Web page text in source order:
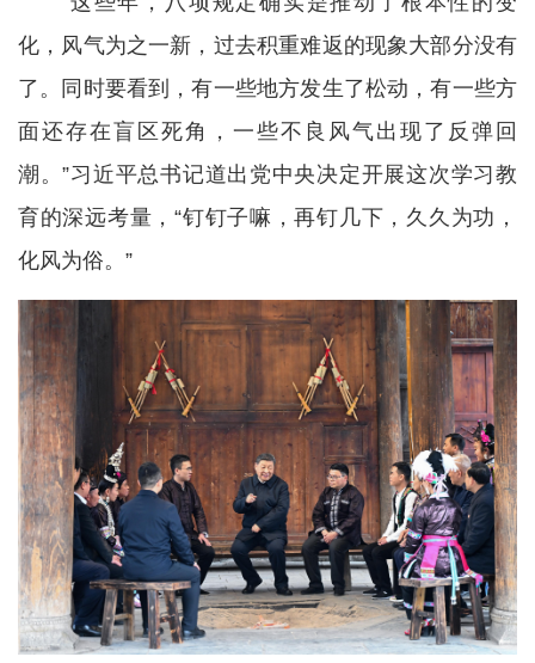
化，风气为之一新，过去积重难返的现象大部分没有
了。同时要看到，有一些地方发生了松动，有一些方
面还存在盲区死角，一些不良风气出现了反弹回
潮。”习近平总书记道出党中央决定开展这次学习教
育的深远考量，“钉钉子嘛，再钉几下，久久为功，
化风为俗。”